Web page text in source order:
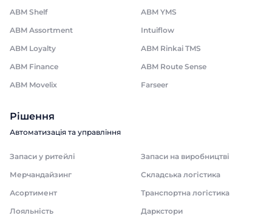
ABM Shelf
ABM YMS
ABM Assortment
Intuiflow
ABM Loyalty
ABM Rinkai TMS
ABM Finance
ABM Route Sense
ABM Movelix
Farseer
Рішення
Автоматизація та управління
Запаси у ритейлі
Запаси на виробництві
Мерчандайзинг
Складська логістика
Асортимент
Транспортна логістика
Лояльність
Даркстори